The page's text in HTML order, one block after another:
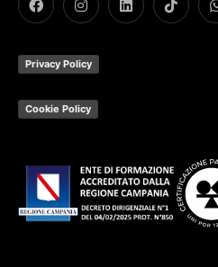
Privacy Policy
Cookie Policy